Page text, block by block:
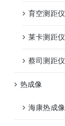
育空测距仪
莱卡测距仪
蔡司测距仪
热成像
海康热成像